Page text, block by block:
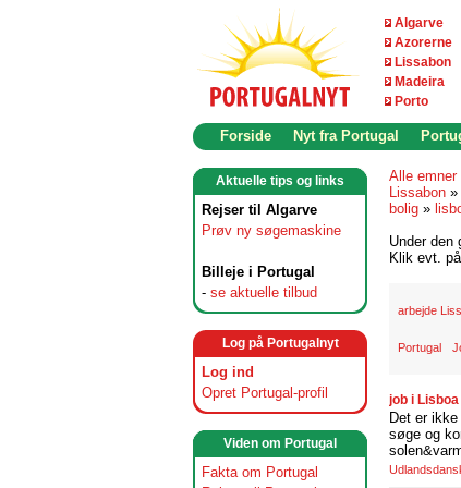
Algarve
Azorerne
Lissabon
Madeira
Porto
Forside Nyt fra Portugal
Aktuelle tips og links
Rejser til Algarve
Prøv ny søgemaskine
Billeje i Portugal
- se aktuelle tilbud
Log på Portugalnyt
Log ind
Opret Portugal-profil
Viden om Portugal
Fakta om Portugal
Alle emner
Lissabon »
bolig »
Under den
Klik evt.
arbejde
Portugal
job i Lisboa
Det er
søge og